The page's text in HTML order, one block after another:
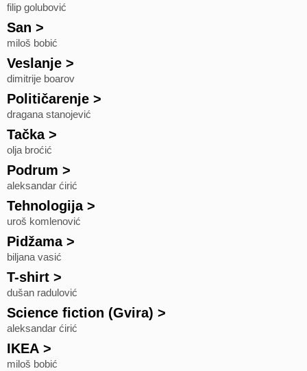
filip golubović
San >
miloš bobić
Veslanje >
dimitrije boarov
Političarenje >
dragana stanojević
Tačka>
olja broćić
Podrum >
aleksandar ćirić
Tehnologija>
uroš komlenović
Pidžama>
biljana vasić
T-shirt >
dušan radulović
Science fiction (Gvira) >
aleksandar ćirić
IKEA >
miloš bobić